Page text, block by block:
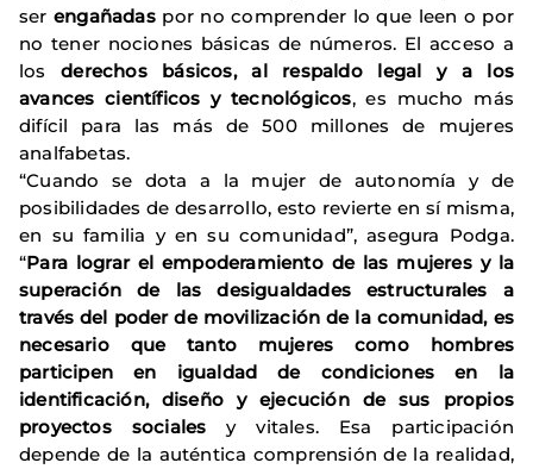
serengañadaspor no comprender lo que leen o por
no tener nociones básicas de números. El acceso a
losderechos básicos, al respaldo legal y a los
avances científicos y tecnológicos, es mucho más
difícil para las más de 500 millones de mujeres
analfabetas.
“Cuando se dota a la mujer de autonomía y de
posibilidades de desarrollo, esto revierte en sí misma,
en su familia y en su comunidad”, asegura Podga.
“Para lograr el empoderamiento de las mujeres y la
superación de las desigualdades estructurales a
través del poder de movilización de la comunidad, es
necesario que tanto mujeres como hombres
participen en igualdad de condiciones en la
identificación, diseño y ejecución de sus propios
proyectos sociales y vitales. Esa participación
depende de la auténtica comprensión de la realidad,